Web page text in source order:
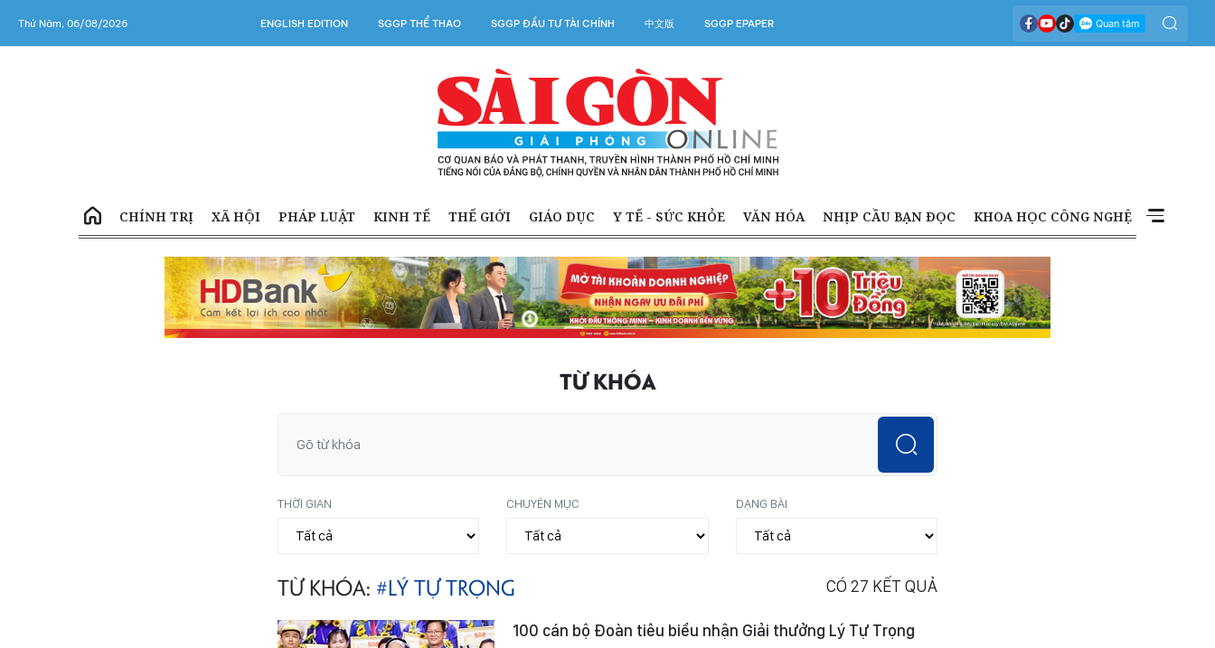
Thứ Năm, 06/08/2026 ENGLISH EDITION SGGP THỂ THAO SGGP ĐẦU TƯ TÀI CHÍNH 中文版 SGGP EPAPER
CHÍNH TRỊ XÃ HỘI PHÁP LUẬT KINH TẾ THẾ GIỚI GIÁO DỤC Y TẾ - SỨC KHỎE VĂN HÓA NHỊP CẦU BẠN ĐỌC KHOA HỌC CÔNG NGHỆ
TỪ KHÓA
THỜI GIAN CHUYÊN MỤC DẠNG BÀI
TỪ KHÓA: #LÝ TỰ TRỌNG CÓ 27 KẾT QUẢ
100 cán bộ Đoàn tiêu biểu nhận Giải thưởng Lý Tự Trọng